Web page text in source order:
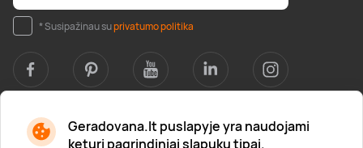
Geradovana.lt puslapyje yra naudojami
keturi pagrindiniai slapukų tipai.
* Susipažinau suprivatumo politika
Apie mus